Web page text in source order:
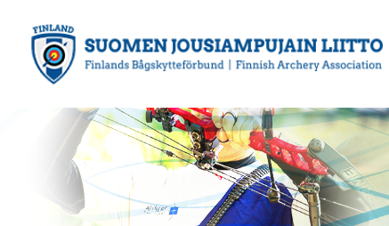
sivun
sisältöön
Suomen Jousiampujain Liitto ry